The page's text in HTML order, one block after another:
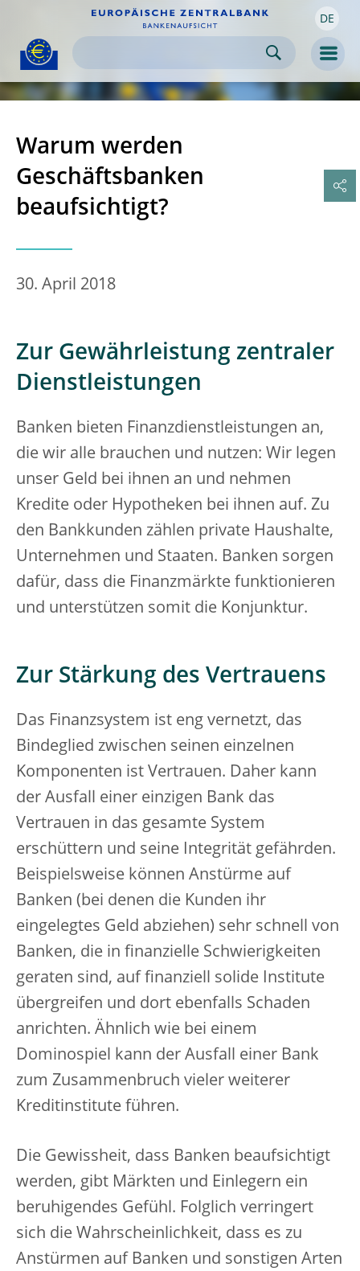
Skip to
content DE
Warum werden
Geschäftsbanken
beaufsichtigt?
30. April 2018
Zur Gewährleistung zentraler
Dienstleistungen
Banken bieten Finanzdienstleistungen an,
die wir alle brauchen und nutzen: Wir legen
unser Geld bei ihnen an und nehmen
Kredite oder Hypotheken bei ihnen auf. Zu
den Bankkunden zählen private Haushalte,
Unternehmen und Staaten. Banken sorgen
dafür, dass die Finanzmärkte funktionieren
und unterstützen somit die Konjunktur.
Zur Stärkung des Vertrauens
Das Finanzsystem ist eng vernetzt, das
Bindeglied zwischen seinen einzelnen
Komponenten ist Vertrauen. Daher kann
der Ausfall einer einzigen Bank das
Vertrauen in das gesamte System
erschüttern und seine Integrität gefährden.
Beispielsweise können Anstürme auf
Banken (bei denen die Kunden ihr
eingelegtes Geld abziehen) sehr schnell von
Banken, die in finanzielle Schwierigkeiten
geraten sind, auf finanziell solide Institute
übergreifen und dort ebenfalls Schaden
anrichten. Ähnlich wie bei einem
Dominospiel kann der Ausfall einer Bank
zum Zusammenbruch vieler weiterer
Kreditinstitute führen.
Die Gewissheit, dass Banken beaufsichtigt
werden, gibt Märkten und Einlegern ein
beruhigendes Gefühl. Folglich verringert
sich die Wahrscheinlichkeit, dass es zu
Anstürmen auf Banken und sonstigen Arten